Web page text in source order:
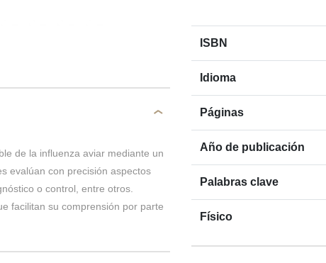
de la influenza aviar mediante un
evalúan con precisión aspectos
o control, entre otros.
facilitan su comprensión por parte
ISBN
Idioma
Páginas
Año de publicación
Palabras clave
Físico